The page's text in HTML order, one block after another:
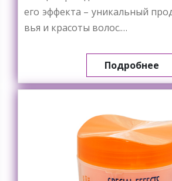
его эффекта – уникальный
вья и красоты волос.…
Подробнее